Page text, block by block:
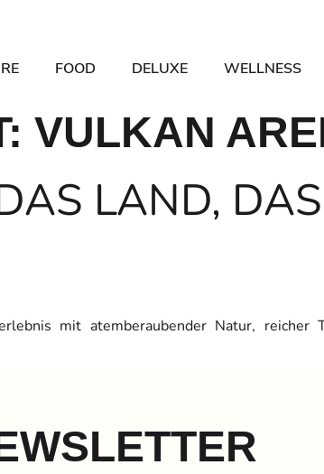
FOOD DELUXE WELLNESS
VULKAN
LAND,
mit atemberaubender Natur,